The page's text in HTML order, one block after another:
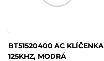
BT51520400 AC KLÍČENKA
125KHZ, MODRÁ